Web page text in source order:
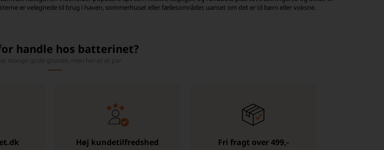
er velegnede til brug i haven, sommerhuset eller fællesområder, uanset om det er til børn eller voksne.
handle hos batterinet?
Høj kundetilfredshed Fri fragt over 499,-